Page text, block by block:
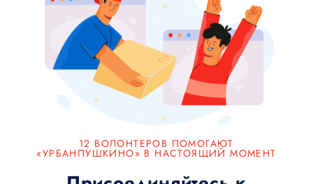
12 ВОЛОНТЕРОВ ПОМОГАЮТ
«УРБАНПУШКИНО» В НАСТОЯЩИЙ МОМЕНТ